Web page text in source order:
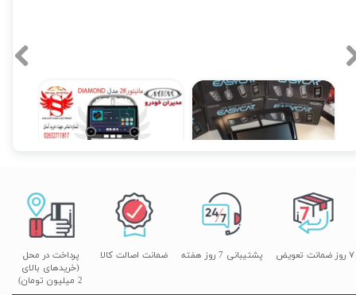
مانیتور اندروید ام وی امMvm x33 برند دیاموند 4 به 64 مدل سیمکارتخور سایز 10.36 اینچ
۴۵,۹۰۰,۰۰۰ تومان
مانیتور فابریک اندروید JAC j4 جک جی 4 مدل MTK
۱۲,۹۰۰,۰۰۰ تومان
پشتیبانی 7 روز هفته
پرداخت در محل
(خریدهای بالای
2 میلیون تومان)
۷ روز ضمانت تعویض ضمانت اصالت کالا